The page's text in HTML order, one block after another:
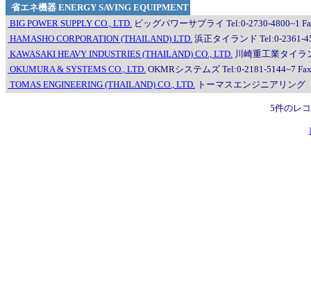
省エネ機器 ENERGY SAVING EQUIPMENT
BIG POWER SUPPLY CO., LTD. ビッグパワーサプライ Tel:0-2730-4800~1
HAMASHO CORPORATION (THAILAND) LTD. 浜正タイランド Tel:0-2361-
KAWASAKI HEAVY INDUSTRIES (THAILAND) CO., LTD. 川崎重工業タイラ
OKUMURA & SYSTEMS CO., LTD. OKMRシステムズ Tel:0-2181-5144~7
TOMAS ENGINEERING (THAILAND) CO., LTD. トーマスエンジニアリング
5件のレ